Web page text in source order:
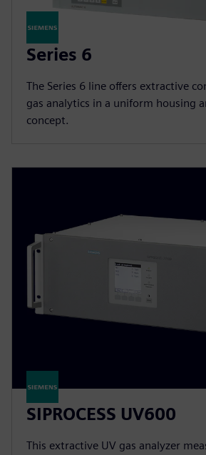
Series 6
The Series 6 line offers extractive
gas analytics in a uniform housing
concept.
SIPROCESS UV600
This extractive UV gas analyzer